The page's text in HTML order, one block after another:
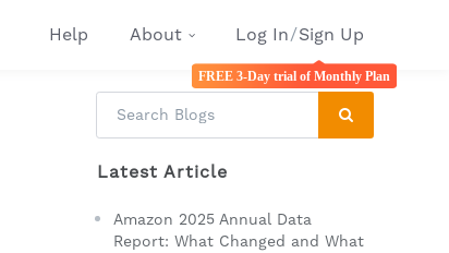
Help About Log In/Sign Up
FREE 3-Day trial of Monthly Plan
Latest Article
Amazon 2025 Annual Data
Report: What Changed and What